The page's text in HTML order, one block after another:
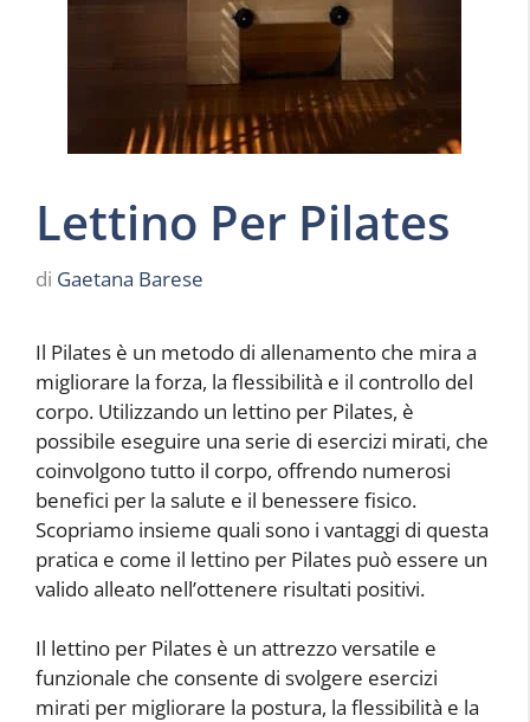
Lettino Per Pilates
di Gaetana Barese
Il Pilates è un metodo di allenamento che mira a
migliorare la forza, la flessibilità e il controllo del
corpo. Utilizzando un lettino per Pilates, è
possibile eseguire una serie di esercizi mirati, che
coinvolgono tutto il corpo, offrendo numerosi
benefici per la salute e il benessere fisico.
Scopriamo insieme quali sono i vantaggi di questa
pratica e come il lettino per Pilates può essere un
valido alleato nell’ottenere risultati positivi.
Il lettino per Pilates è un attrezzo versatile e
funzionale che consente di svolgere esercizi
mirati per migliorare la postura, la flessibilità e la